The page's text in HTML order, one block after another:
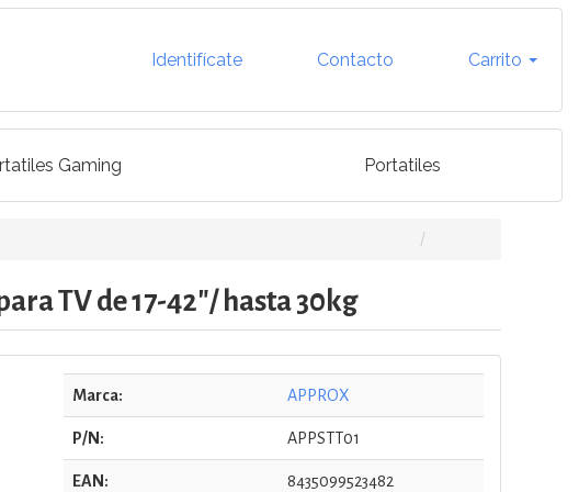
Identifícate Contacto Carrito
Gaming Portatiles
TV de 17-42"/ hasta 30kg
Marca: APPROX
P/N: APPSTT01
EAN: 8435099523482